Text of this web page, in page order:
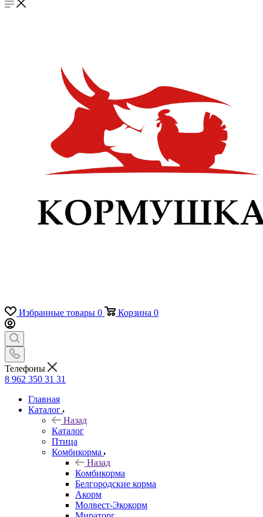
Избранные товары 0 Корзина 0
Телефоны
8 962 350 31 31
Главная
Каталог
Назад
Каталог
Птица
Комбикорма
Назад
Комбикорма
Белгородские корма
Акорм
Молвест-Экокорм